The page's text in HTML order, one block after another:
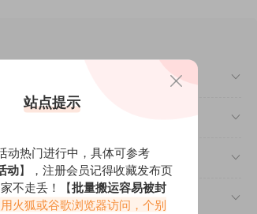
站点提示
动热门进行中，具体可参考
动】，注册会员记得收藏发布页
不走丢！【批量搬运容易被封
用火狐或谷歌浏览器访问，个别